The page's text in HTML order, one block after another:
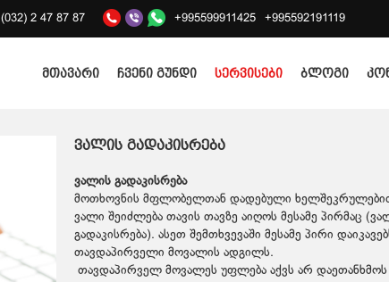
(032) 2 47 87 87 +995599911425 +995592191119
მთავარი ჩვენი გუნდი სერვისები ბლოგი
ვალის გადაკისრება
ვალის გადაკისრება
მოთხოვნის მფლობელთან დადებული
ვალი შეიძლება თავის თავზე აიღოს მესამე პირმაც
გადაკისრება). ასეთ შემთხვევაში მესამე პირი
თავდაპირველი მოვალის ადგილს.
თავდაპირველ მოვალეს უფლება აქვს არ დაეთანხმოს